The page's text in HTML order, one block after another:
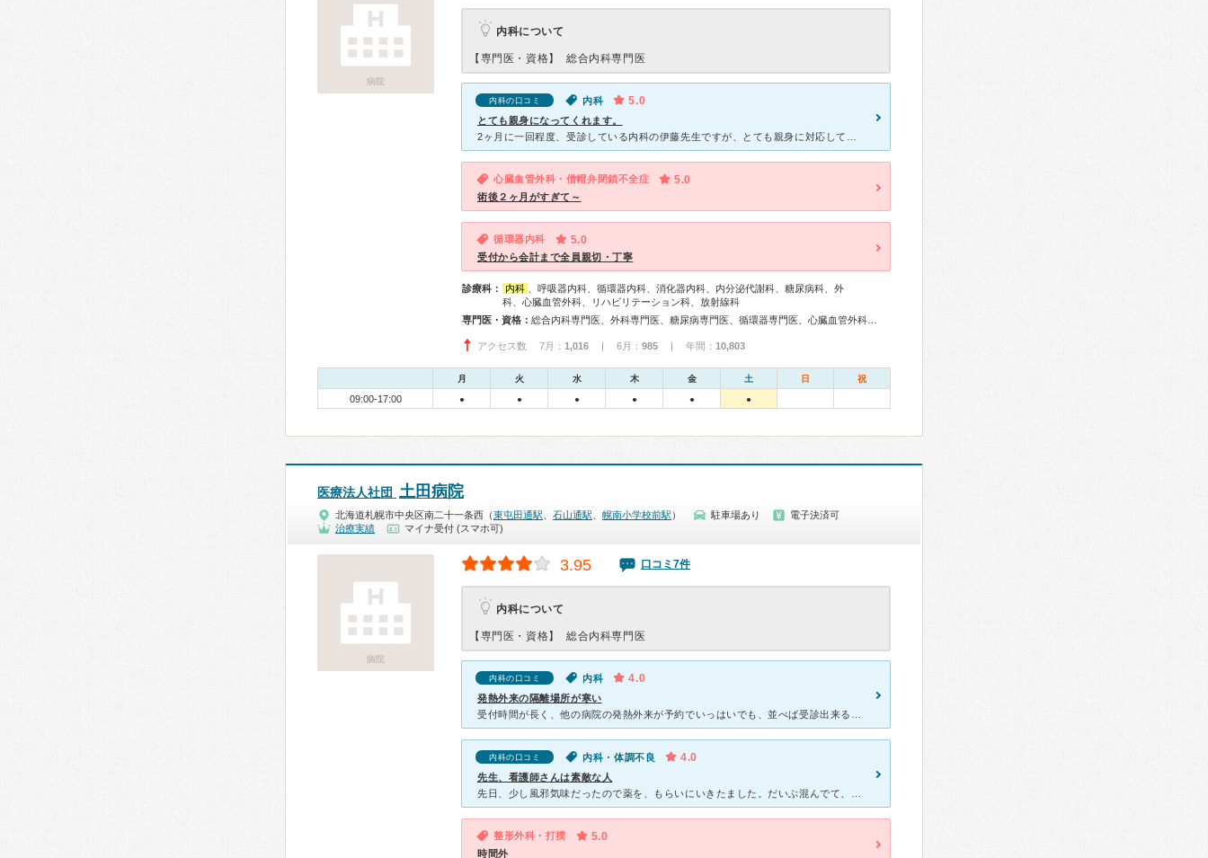
病院
内科について
【専門医・資格】 総合内科専門医
内科の口コミ 内科 5.0
とても親身になってくれます。
心臓血管外科・僧帽弁閉鎖不全症 5.0
術後２ヶ月がすぎて～
循環器内科 5.0
受付から会計まで全員親切・丁寧
診療科： 内科
、呼吸器内科、循環器内科、消化器内科、内分泌代謝科、糖尿病科、外
科、心臓血管外科、リハビリテーション科、放射線科
専門医・資格：
アクセス数 7月： 1,016 | 6月： 985 | 年間： 10,803
月 火 水 木 金 土 日 祝
09:00-17:00 ● ● ● ● ● ●
医療法人社団 土田病院
北海道札幌市中央区南二十一条西（東屯田通駅 石山通駅 幌南小学校前駅 ） 駐車場あり
電子決済可
治療実績
マイナ受付 (スマホ可)
病院
3.95 口コミ7件
内科について
【専門医・資格】 総合内科専門医
内科の口コミ 内科 4.0
発熱外来の隔離場所が寒い
内科の口コミ 内科・体調不良 4.0
先生、看護師さんは素敵な人
整形外科・打撲 5.0
時間外